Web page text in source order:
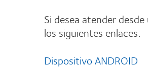
Si desea atender
los siguientes enlaces:
Dispositivo ANDROID